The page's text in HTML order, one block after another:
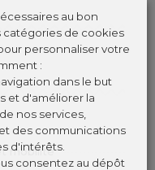
mobilité
au bon
de cookies
personnaliser votre
:
dans le but
et d'améliorer la
nos services,
des communications
d'intérêts.
consentez au dépôt